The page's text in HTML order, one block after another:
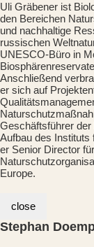
Uli Gräbener ist
den Bereichen
und nachhaltige
russischen
UNESCO-Büro in
Anschließend
er sich auf
Geschäftsführer
Aufbau des Instituts
er Senior Director
Europe.
close
Stephan